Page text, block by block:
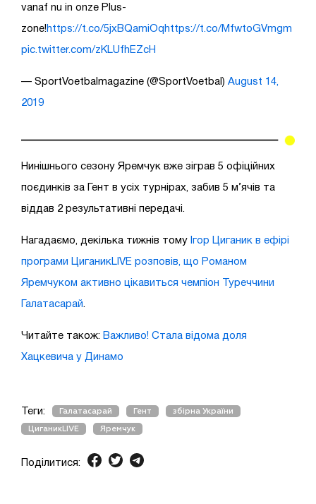
vanaf nu in onze Plus-
zone! https://t.co/5jxBQamiOq https://t.co/MfwtoGVmgm
pic.twitter.com/zKLUfhEZcH
— SportVoetbalmagazine (@SportVoetbal) August 14,
2019
Нинішнього сезону Яремчук вже зіграв 5 офіційних
поєдинків за Гент в усіх турнірах, забив 5 м’ячів та
віддав 2 результативні передачі.
Нагадаємо, декілька тижнів тому Ігор Циганик в ефірі
програми ЦиганикLIVE розповів, що Романом
Яремчуком активно цікавиться чемпіон Туреччини
Галатасарай
Читайте також: Важливо! Стала відома доля
Хацкевича у Динамо
Теги: Галатасарай Гент збірна України
ЦиганикLIVE Яремчук
Поділитися: